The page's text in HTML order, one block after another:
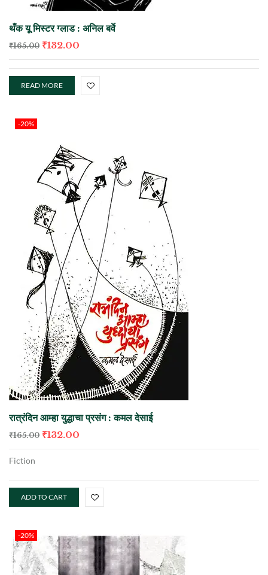
थँक यू मिस्टर ग्लाड : अनिल बर्वे
₹165.00 ₹132.00
READ MORE
-20%
रात्रंदिन आम्हा युद्धाचा प्रसंग : कमल देसाई
₹165.00 ₹132.00
Fiction
ADD TO CART
-20%